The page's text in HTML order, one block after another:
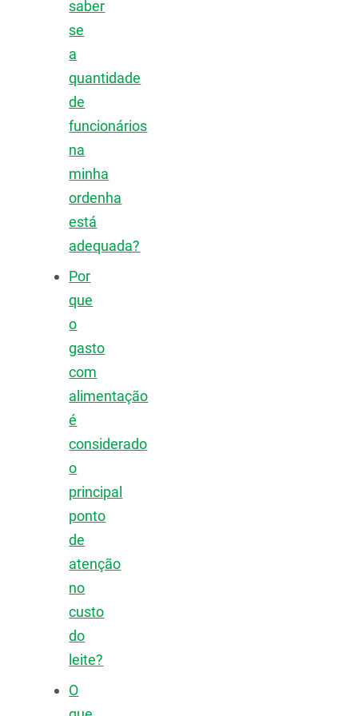
saber
se
a
quantidade
de
funcionários
na
minha
ordenha
está
adequada?
Por
que
o
gasto
com
alimentação
é
considerado
o
principal
ponto
de
atenção
no
custo
do
leite?
O